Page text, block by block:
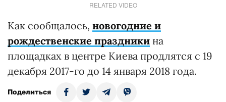
RELATED VIDEO
Как сообщалось, новогодние и
рождественские праздники на
площадках в центре Киева продлятся с 19
декабря 2017-го до 14 января 2018 года.
Поделиться